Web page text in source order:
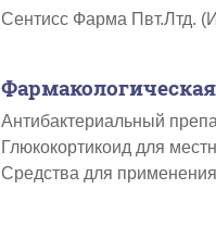
Сентисс Фарма Пвт.Лтд.
Антибактериальный
Глюкокортикоид для
Средства для